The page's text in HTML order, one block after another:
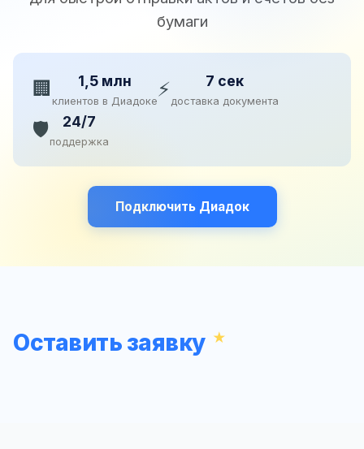
бумаги
🏢 1,5 млн
клиентов в Диадоке⚡ 7 сек
доставка документа
🛡️ 24/7
поддержка
Подключить Диадок
Оставить заявку